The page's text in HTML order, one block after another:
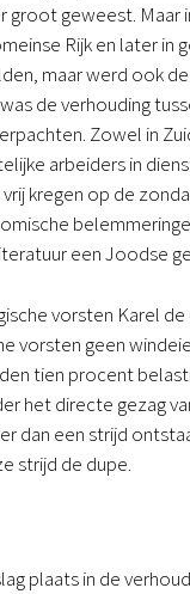
geweest.
Rijk en later in
maar werd ook
de verhouding
Zowel in
arbeiders in
kregen op de
een Joodse
vorsten Karel
vorsten geen
tien procent
het directe gezag
dan een strijd
strijd de dupe.
plaats in de